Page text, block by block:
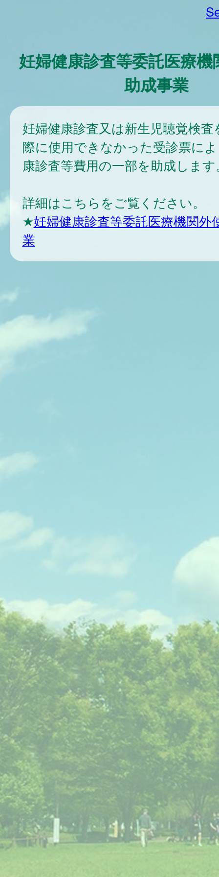
妊婦健康診査等委託医療
助成事業
妊婦健康診査又は新生児聴覚検
際に使用できなかった受診票に
康診査等費用の一部を助成します
詳細はこちらをご覧ください。
★妊婦健康診査等委託医療機関外
業